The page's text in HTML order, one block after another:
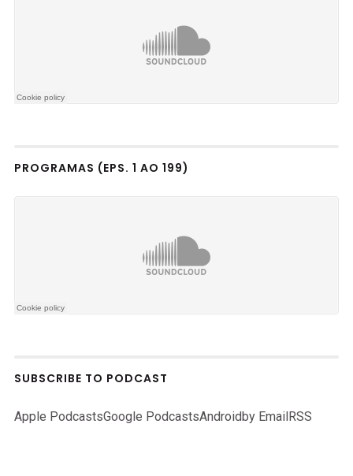
PROGRAMAS (EPS. 1 AO 199)
SUBSCRIBE TO PODCAST
Apple PodcastsGoogle PodcastsAndroidby EmailRSS